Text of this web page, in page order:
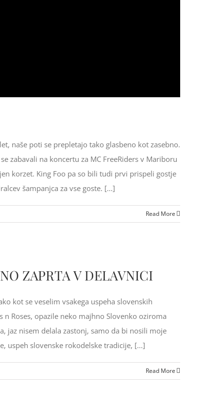
naše poti se prepletajo tako glasbeno kot zasebno.
zabavali na koncertu za MC FreeRiders v Mariboru
korzet. King Foo pa so bili tudi prvi prispeli gostje
šampanjca za vse goste. [...]
Read More
ZAPRTA V DELAVNICI
kot se veselim vsakega uspeha slovenskih
Roses, opazile neko majhno Slovenko oziroma
jaz nisem delala zastonj, samo da bi nosili moje
uspeh slovenske rokodelske tradicije, [...]
Read More